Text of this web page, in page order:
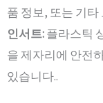
품 정보, 또는 기타
인서트:플라스틱
을 제자리에 안전
있습니다..